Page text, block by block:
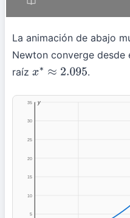
La animación de abajo
Newton converge desde
raíz x∗ ≈2.095 .
5
10
15
20
25
30
35 y